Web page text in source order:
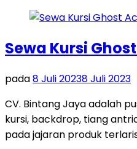
Sewa Kursi
pada8 Juli 20238 Juli 2023
CV. Bintang Jaya adalah
kursi, backdrop, tiang
pada jajaran produk